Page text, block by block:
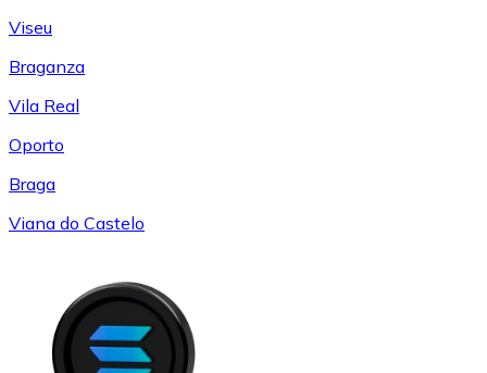
Viseu
Braganza
Vila Real
Oporto
Braga
Viana do Castelo